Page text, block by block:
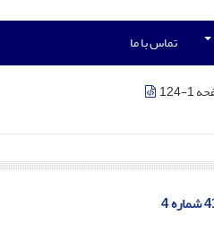
تماس با ما